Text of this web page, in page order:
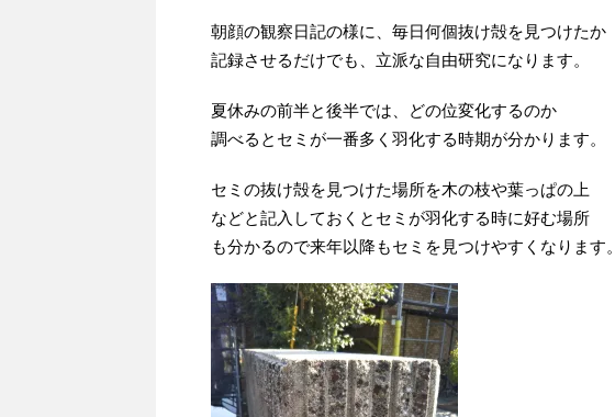
朝顔の観察日記の様に、毎日何個抜け殻を見つけたか
記録させるだけでも、立派な自由研究になります。
夏休みの前半と後半では、どの位変化するのか
調べるとセミが一番多く羽化する時期が分かります。
セミの抜け殻を見つけた場所を木の枝や葉っぱの上
などと記入しておくとセミが羽化する時に好む場所
も分かるので来年以降もセミを見つけやすくなります。